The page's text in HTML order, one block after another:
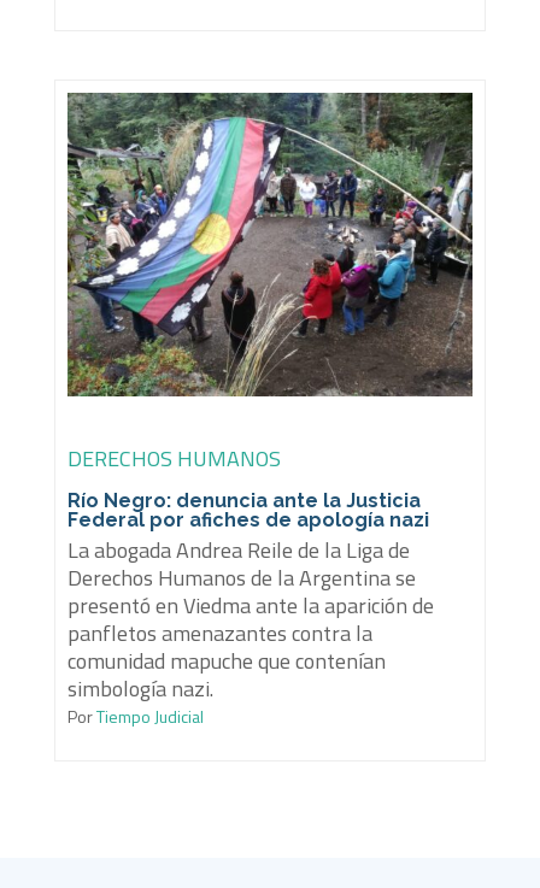
DERECHOS HUMANOS
Río Negro: denuncia ante la Justicia
Federal por afiches de apología nazi
La abogada Andrea Reile de la Liga de
Derechos Humanos de la Argentina se
presentó en Viedma ante la aparición de
panfletos amenazantes contra la
comunidad mapuche que contenían
simbología nazi.
PorTiempo Judicial